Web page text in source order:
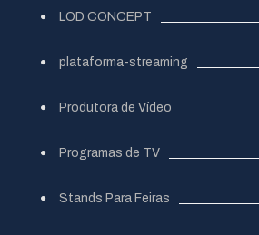
LOD CONCEPT
plataforma-streaming
Produtora de Vídeo
Programas de TV
Stands Para Feiras